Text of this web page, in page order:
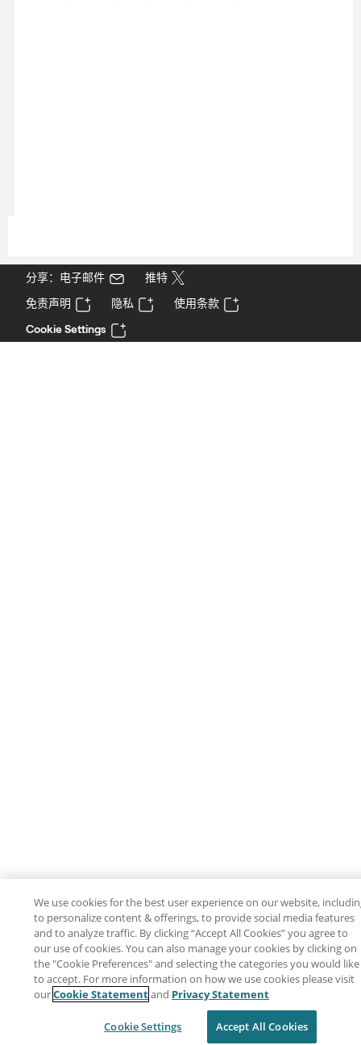
分享：电子邮件
推特
免责声明
隐私
使用条款
Cookie Settings
We use cookies for the best user experience on our website,
to personalize content & offerings, to provide social media features
and to analyze traffic. By clicking “Accept All Cookies” you agree to
our use of cookies. You can also manage your cookies by clicking on
the "Cookie Preferences" and selecting the categories you would like
to accept. For more information on how we use cookies please visit
ourCookie Statementand Privacy Statement
Cookie Settings Accept All Cookies